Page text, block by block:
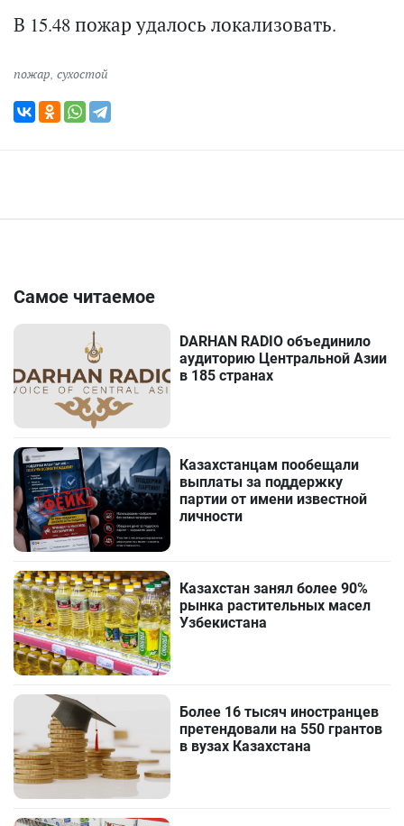
В 15.48 пожар удалось локализовать.
пожар, сухостой
Самое читаемое
DARHAN RADIO объединило
аудиторию Центральной Азии
в 185 странах
Казахстанцам пообещали
выплаты за поддержку
партии от имени известной
личности
Казахстан занял более 90%
рынка растительных масел
Узбекистана
Более 16 тысяч иностранцев
претендовали на 550 грантов
в вузах Казахстана